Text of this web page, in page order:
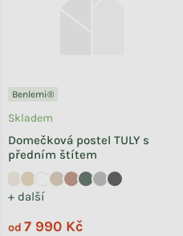
Benlemi®
Domečková postel TULY s
předním štítem
+ další
Skladem
od 7 990 Kč